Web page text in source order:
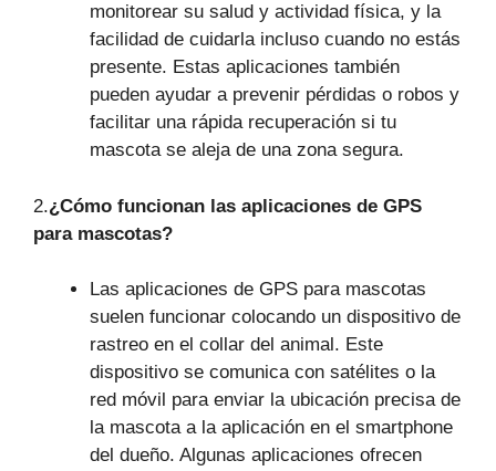
monitorear su salud y actividad física, y la
facilidad de cuidarla incluso cuando no estás
presente. Estas aplicaciones también
pueden ayudar a prevenir pérdidas o robos y
facilitar una rápida recuperación si tu
mascota se aleja de una zona segura.
2.¿Cómo funcionan las aplicaciones de GPS
para mascotas?
Las aplicaciones de GPS para mascotas
suelen funcionar colocando un dispositivo de
rastreo en el collar del animal. Este
dispositivo se comunica con satélites o la
red móvil para enviar la ubicación precisa de
la mascota a la aplicación en el smartphone
del dueño. Algunas aplicaciones ofrecen